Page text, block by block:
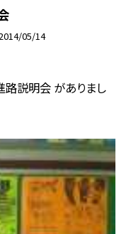
05/14
路説明会 がありまし